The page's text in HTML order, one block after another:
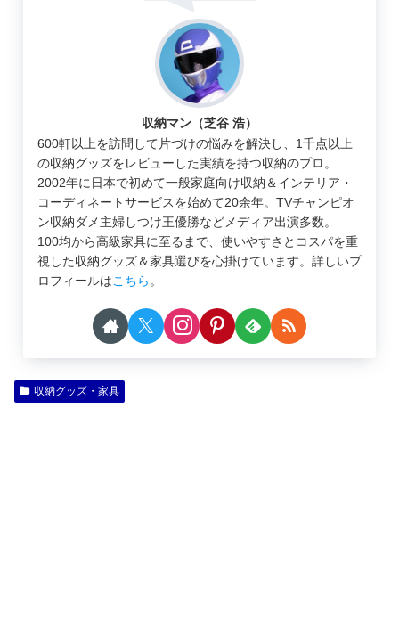
収納マン（芝谷 浩）
600軒以上を訪問して片づけの悩みを解決し、1千点以上
の収納グッズをレビューした実績を持つ収納のプロ。
2002年に日本で初めて一般家庭向け収納＆インテリア・
コーディネートサービスを始めて20余年。TVチャンピオ
ン収納ダメ主婦しつけ王優勝などメディア出演多数。
100均から高級家具に至るまで、使いやすさとコスパを重
視した収納グッズ＆家具選びを心掛けています。詳しいプ
ロフィールはこちら。
収納グッズ・家具